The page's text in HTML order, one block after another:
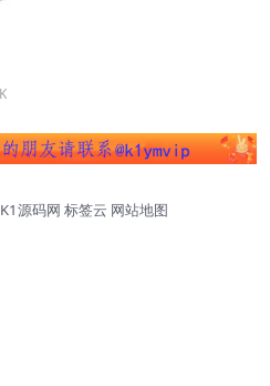
K1源码网 标签云 网站地图